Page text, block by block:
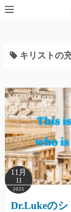
コ
キ
ッ
プ
キリストの
11月
11
2025
Dr.Lukeの